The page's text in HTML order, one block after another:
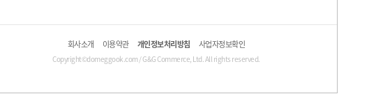
회사소개 이용약관 개인정보처리방침 사업자정보확인
Copyright©domeggook.com / G&G Commerce, Ltd. All rights reserved.